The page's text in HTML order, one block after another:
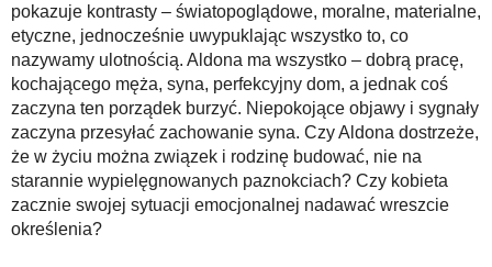
pokazuje kontrasty – światopoglądowe, moralne, materialne,
etyczne, jednocześnie uwypuklając wszystko to, co
nazywamy ulotnością. Aldona ma wszystko – dobrą pracę,
kochającego męża, syna, perfekcyjny dom, a jednak coś
zaczyna ten porządek burzyć. Niepokojące objawy i sygnały
zaczyna przesyłać zachowanie syna. Czy Aldona dostrzeże,
że w życiu można związek i rodzinę budować, nie na
starannie wypielęgnowanych paznokciach? Czy kobieta
zacznie swojej sytuacji emocjonalnej nadawać wreszcie
określenia?